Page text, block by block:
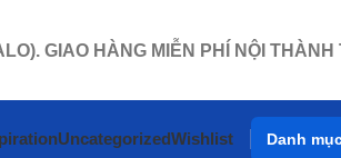
GIAO HÀNG MIỄN PHÍ NỘI
UncategorizedWishlist Danh